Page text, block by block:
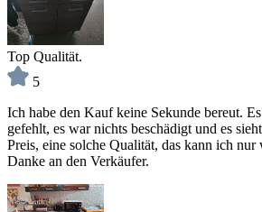
Top Qualität.
5
Ich habe den Kauf keine Sekunde bereut.
gefehlt, es war nichts beschädigt und es
Preis, eine solche Qualität, das kann ich nur
Danke an den Verkäufer.